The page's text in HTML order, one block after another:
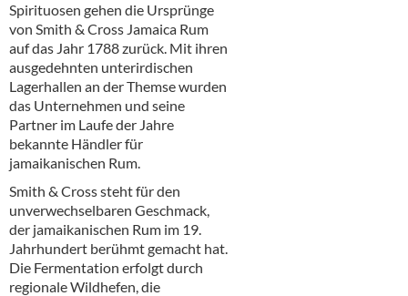
Öle & Küchenartikel
Kaffee
Barzubehör
Equipment
Verpackung
Hygieneartikel & Desinfektion
Spirituosen gehen die Ursprünge
von Smith & Cross Jamaica Rum
auf das Jahr 1788 zurück. Mit ihren
ausgedehnten unterirdischen
Lagerhallen an der Themse wurden
das Unternehmen und seine
Partner im Laufe der Jahre
bekannte Händler für
jamaikanischen Rum.
Smith & Cross steht für den
unverwechselbaren Geschmack,
der jamaikanischen Rum im 19.
Jahrhundert berühmt gemacht hat.
Die Fermentation erfolgt durch
regionale Wildhefen, die